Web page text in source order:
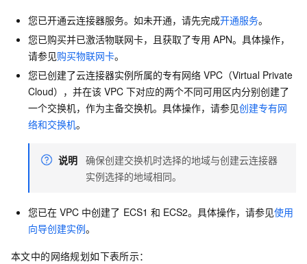
您已开通云连接器服务。如未开通，请先完成开通服务。
您已购买并已激活物联网卡，且获取了专用 APN。具体操作，
请参见购买物联网卡。
您已创建了云连接器实例所属的专有网络 VPC（Virtual Private
Cloud），并在该 VPC 下对应的两个不同可用区内分别创建了
一个交换机，作为主备交换机。具体操作，请参见创建专有网
络和交换机。
说明 确保创建交换机时选择的地域与创建云连接器
实例选择的地域相同。
您已在 VPC 中创建了 ECS1 和 ECS2。具体操作，请参见使用
向导创建实例。
本文中的网络规划如下表所示：